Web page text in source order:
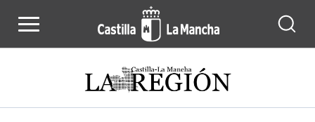
Actualidad de la región de Castilla-